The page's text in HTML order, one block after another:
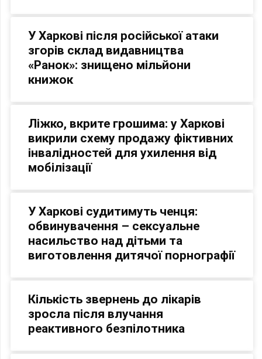
У Харкові після російської атаки
згорів склад видавництва
«Ранок»: знищено мільйони
книжок
Ліжко, вкрите грошима: у Харкові
викрили схему продажу фіктивних
інвалідностей для ухилення від
мобілізації
У Харкові судитимуть ченця:
обвинувачення – сексуальне
насильство над дітьми та
виготовлення дитячої порнографії
Кількість звернень до лікарів
зросла після влучання
реактивного безпілотника